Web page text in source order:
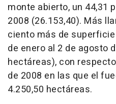
monte abierto, un 44,31
2008 (26.153,40). Más
ciento más de
de enero al 2 de agosto
hectáreas), con
de 2008 en las que el
4.250,50 hectáreas.